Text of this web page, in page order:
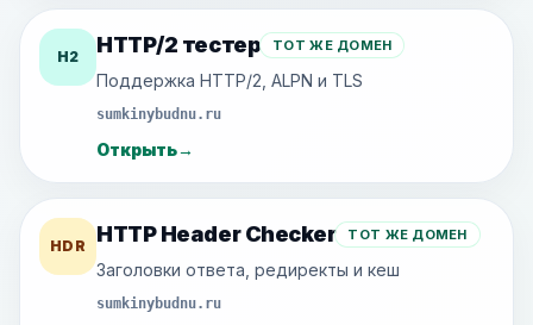
H2 HTTP/2 тестер ТОТ ЖЕ ДОМЕН
Поддержка HTTP/2, ALPN и TLS
sumkinybudnu.ru
Открыть→
HDR HTTP Header Checker ТОТ ЖЕ ДОМЕН
Заголовки ответа, редиректы и кеш
sumkinybudnu.ru